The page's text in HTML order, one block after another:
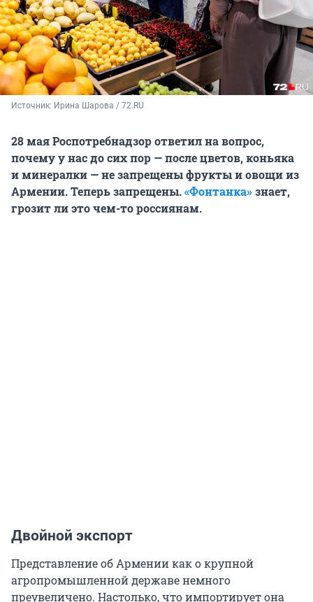
Источник: Ирина Шарова / 72.RU
28 мая Роспотребнадзор ответил на вопрос,
почему у нас до сих пор — после цветов, коньяка
и минералки — не запрещены фрукты и овощи из
Армении. Теперь запрещены.«Фонтанка»знает,
грозит ли это чем-то россиянам.
Двойной экcпорт
Представление об Армении как о крупной
агропромышленной державе немного
преувеличено. Настолько, что импортирует она